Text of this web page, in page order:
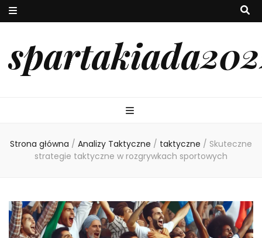
Strona główna / Analizy Taktyczne / taktyczne / Skuteczne
strategie taktyczne w rozgrywkach sportowych